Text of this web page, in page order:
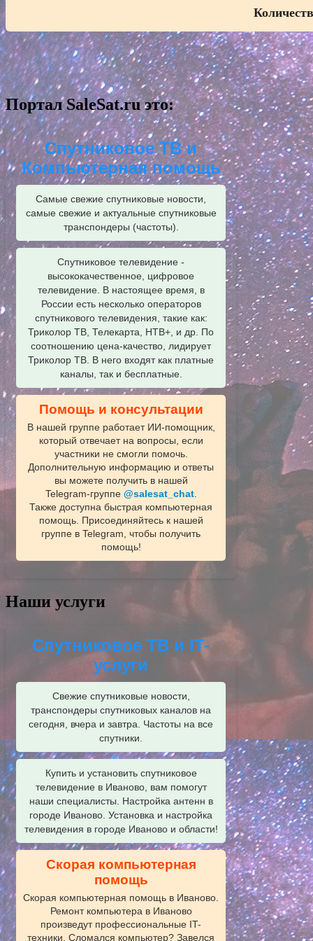
Портал SaleSat.ru это:
Спутниковое ТВ и
Компьютерная помощь
Самые свежие спутниковые новости,
самые свежие и актуальные спутниковые
транспондеры (частоты).
Спутниковое телевидение -
высококачественное, цифровое
телевидение. В настоящее время, в
России есть несколько операторов
спутникового телевидения, такие как:
Триколор ТВ, Телекарта, НТВ+, и др. По
соотношению цена-качество, лидирует
Триколор ТВ. В него входят как платные
каналы, так и бесплатные.
Помощь и консультации
В нашей группе работает ИИ‑помощник,
который отвечает на вопросы, если
участники не смогли помочь.
Дополнительную информацию и ответы
вы можете получить в нашей
Telegram‑группе @salesat_chat.
Также доступна быстрая компьютерная
помощь. Присоединяйтесь к нашей
группе в Telegram, чтобы получить
помощь!
Наши услуги
Спутниковое ТВ и IT-
услуги
Свежие спутниковые новости,
транспондеры спутниковых каналов на
сегодня, вчера и завтра. Частоты на все
спутники.
Купить и установить спутниковое
телевидение в Иваново, вам помогут
наши специалисты. Настройка антенн в
городе Иваново. Установка и настройка
телевидения в городе Иваново и области!
Скорая компьютерная
помощь
Скорая компьютерная помощь в Иваново.
Ремонт компьютера в Иваново
произведут профессиональные IT-
техники. Сломался компьютер? Завелся